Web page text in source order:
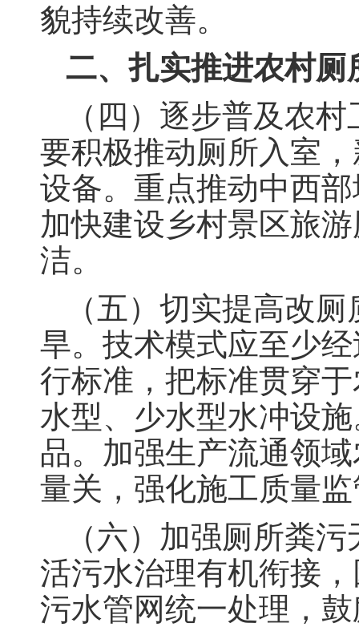
貌持续改善。
二、扎实推进农村厕
（四）逐步普及农
要积极推动厕所入室
设备。重点推动中西
加快建设乡村景区旅
洁。
（五）切实提高改
旱。技术模式应至少
行标准，把标准贯穿
水型、少水型水冲设
品。加强生产流通领
量关，强化施工质量
（六）加强厕所粪
活污水治理有机衔接
污水管网统一处理，